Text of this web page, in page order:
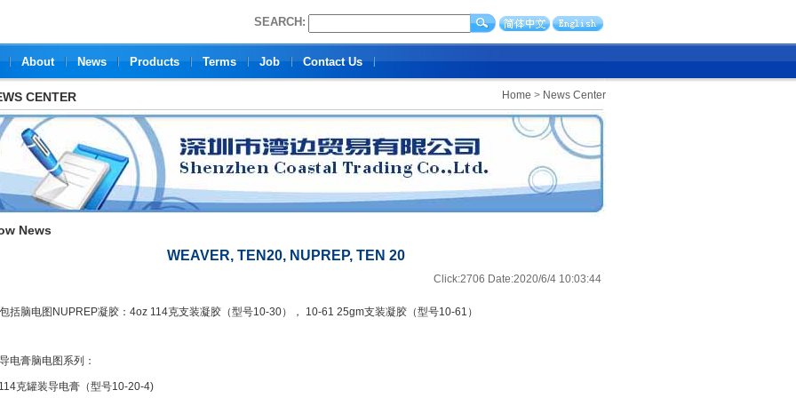
SEARCH:
About News Products Terms Job Contact Us
CENTER Home > News Center
News
WEAVER, TEN20, NUPREP, TEN 20
Click:2706 Date:2020/6/4 10:03:44
括脑电图NUPREP凝胶：4oz 114克支装凝胶（型号10-30）， 10-61 25gm支装凝胶（型号10-61）
电膏脑电图系列：
克罐装导电膏（型号10-20-4)